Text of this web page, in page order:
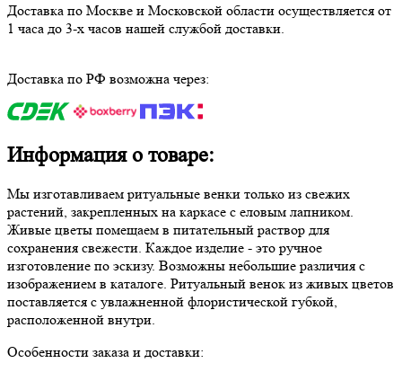
Доставка по Москве и Московской области осуществляется от
1 часа до 3-х часов нашей службой доставки.
Доставка по РФ возможна через:
Информация о товаре:
Мы изготавливаем ритуальные венки только из свежих
растений, закрепленных на каркасе с еловым лапником.
Живые цветы помещаем в питательный раствор для
сохранения свежести. Каждое изделие - это ручное
изготовление по эскизу. Возможны небольшие различия с
изображением в каталоге. Ритуальный венок из живых цветов
поставляется с увлажненной флористической губкой,
расположенной внутри.
Особенности заказа и доставки: